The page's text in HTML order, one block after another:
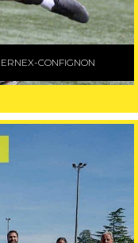
CONFIGNON